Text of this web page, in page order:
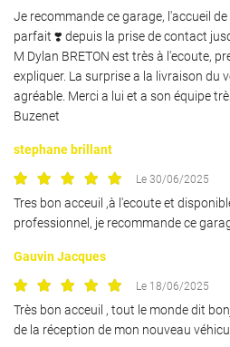
Je recommande ce garage, l'accueil
parfait ❣️ depuis la prise de contact
M Dylan BRETON est très à l'ecoute,
expliquer. La surprise a la livraison du
agréable. Merci a lui et a son équipe
Buzenet
stephane brillant
Le 30/06/2025
Tres bon acceuil ,à l'ecoute et
professionnel, je recommande ce
Gauvin Jacques
Le 18/06/2025
Très bon acceuil , tout le monde dit
de la réception de mon nouveau